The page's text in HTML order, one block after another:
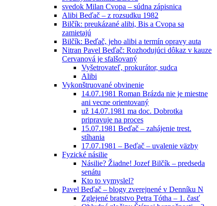
svedok Milan Cvopa – súdna zápisnica
Alibi Beďač – z rozsudku 1982
Bilčík: preukázané alibi, Bis a Cvopa sa
zamietajú
Bilčík: Beďač, jeho alibi a termín opravy auta
Nitran Pavel Beďač: Rozhodujúci dôkaz v kauze
Cervanová je sfalšovaný
Vyšetrovateľ, prokurátor, sudca
Alibi
Vykonštruované obvinenie
14.07.1981 Roman Brázda nie je miestne
ani vecne orientovaný
už 14.07.1981 ma doc. Dobrotka
pripravuje na proces
15.07.1981 Beďač – zahájenie trest.
stíhania
17.07.1981 – Beďač – uvalenie väzby
Fyzické násilie
Násilie? Žiadne! Jozef Bilčík – predseda
senátu
Kto to vymyslel?
Pavel Beďač – blogy zverejnené v Denníku N
Zglejené bratstvo Petra Tótha – 1. časť